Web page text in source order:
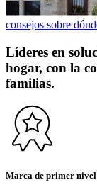
consejos sobre
Líderes en
hogar, con la
familias.
Marca de primer